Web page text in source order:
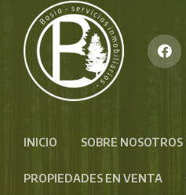
INICIO SOBRE NOSOTROS
PROPIEDADES EN VENTA